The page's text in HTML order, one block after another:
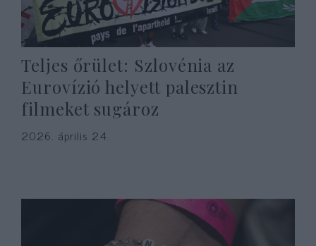
Teljes őrület: Szlovénia az
Eurovízió helyett palesztin
filmeket sugároz
2026. április 24.